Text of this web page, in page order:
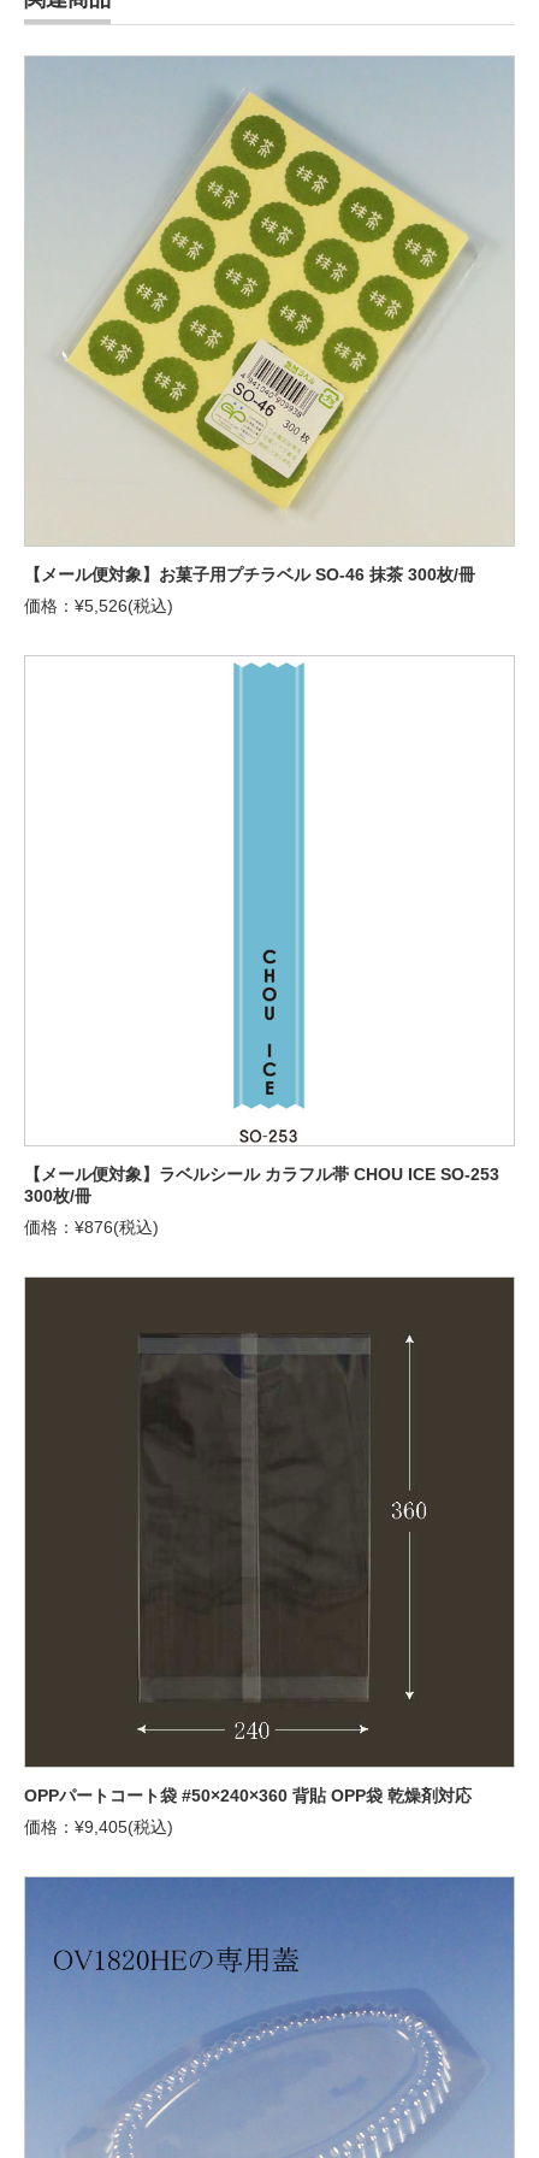
【メール便対象】お菓子用プチラベル SO-46 抹茶 300枚/冊
価格：¥5,526(税込)
【メール便対象】ラベルシール カラフル帯 CHOU ICE SO-253
300枚/冊
価格：¥876(税込)
OPPパートコート袋 #50×240×360 背貼 OPP袋 乾燥剤対応
価格：¥9,405(税込)